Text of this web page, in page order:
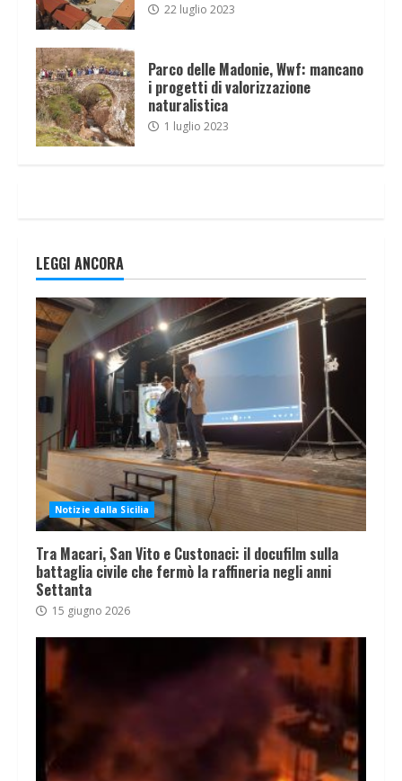
22 luglio 2023
Parco delle Madonie, Wwf: mancano
i progetti di valorizzazione
naturalistica
1 luglio 2023
LEGGI ANCORA
Notizie dalla Sicilia
Tra Macari, San Vito e Custonaci: il docufilm sulla
battaglia civile che fermò la raffineria negli anni
Settanta
15 giugno 2026